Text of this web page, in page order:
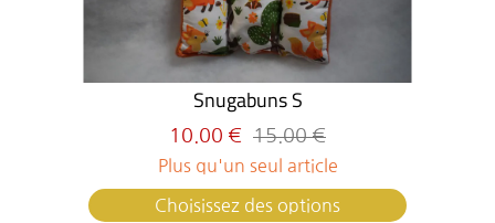
Snugabuns S
10.00 € 15.00 €
Plus qu'un seul article
Choisissez des options